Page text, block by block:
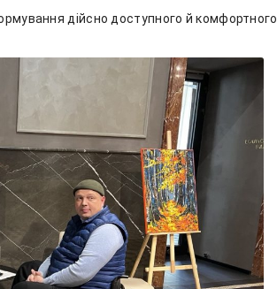
дійсно доступного й комфортного